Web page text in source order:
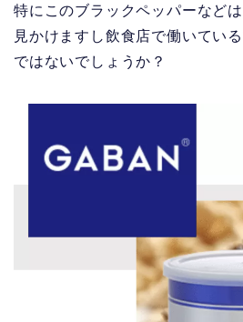
特にこのブラックペッパーなど
見かけますし飲食店で働いてい
ではないでしょうか？